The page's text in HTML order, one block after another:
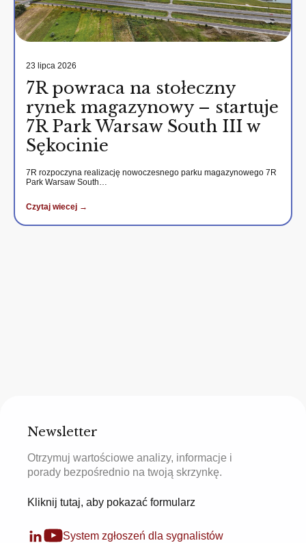
23 lipca 2026
7R powraca na stołeczny
rynek magazynowy – startuje
7R Park Warsaw South III w
Sękocinie
7R rozpoczyna realizację nowoczesnego parku magazynowego 7R
Park Warsaw South…
Czytaj wiecej →
Newsletter
Otrzymuj wartościowe analizy, informacje i
porady bezpośrednio na twoją skrzynkę.
Kliknij tutaj, aby pokazać formularz
System zgłoszeń dla sygnalistów